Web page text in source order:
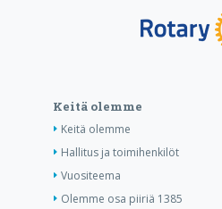
Keitä olemme
Keitä olemme
Hallitus ja toimihenkilöt
Vuositeema
Olemme osa piiriä 1385